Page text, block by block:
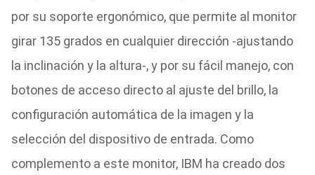
por su soporte ergonómico, que permite al monitor
girar 135 grados en cualquier dirección -ajustando
la inclinación y la altura-, y por su fácil manejo, con
botones de acceso directo al ajuste del brillo, la
configuración automática de la imagen y la
selección del dispositivo de entrada. Como
complemento a este monitor, IBM ha creado dos